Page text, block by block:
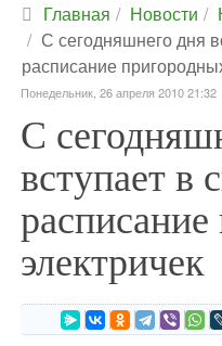
Главная Новости
С сегодняшнего дня
расписание
Понедельник, 26 апреля 2010 21:32
С
вступает в
электричек